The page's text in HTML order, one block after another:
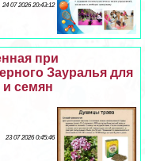
24 07 2026 20:43:12
при
Зауралья для
и семян
23 07 2026 0:45:46